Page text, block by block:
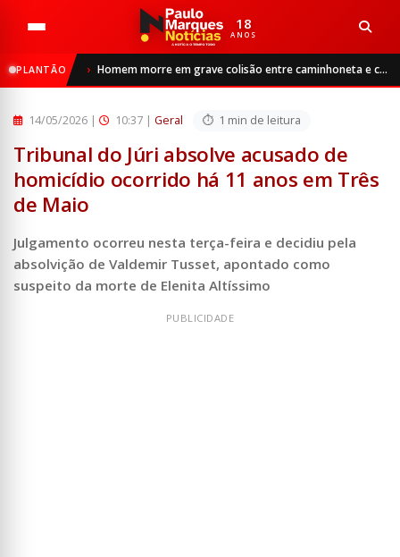
18
ANOS
PLANTÃO Homem morre em grave colisão entre caminhoneta e caminhão na RS-342, entre Ijuí e Catuípe
Geral
Tribunal do Júri absolve acusado de homicídio ocorrido há...
14/05/2026 | 10:37 | Geral 1 min de leitura
Tribunal do Júri absolve acusado de
homicídio ocorrido há 11 anos em Três
de Maio
Julgamento ocorreu nesta terça-feira e decidiu pela
absolvição de Valdemir Tusset, apontado como
suspeito da morte de Elenita Altíssimo